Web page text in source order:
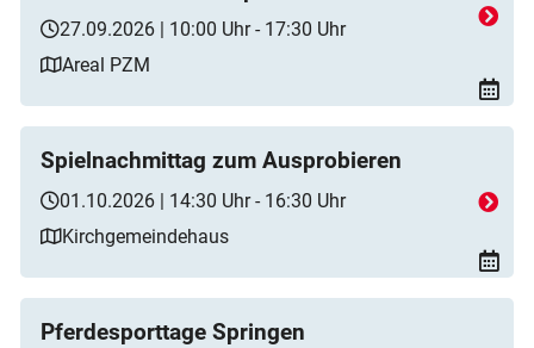
27.09.2026 | 10:00 Uhr - 17:30 Uhr
Areal PZM
Spielnachmittag zum Ausprobieren
01.10.2026 | 14:30 Uhr - 16:30 Uhr
Kirchgemeindehaus
Pferdesporttage Springen